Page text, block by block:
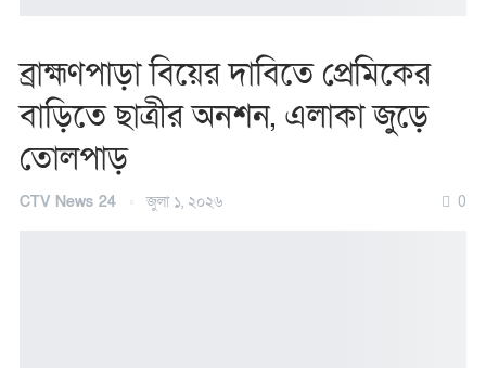
ব্রাহ্মণপাড়া বিয়ের দাবিতে প্রেমিকের
বাড়িতে ছাত্রীর অনশন, এলাকা জুড়ে
তোলপাড়
CTV News 24 জুলা ১, ২০২৬ 0